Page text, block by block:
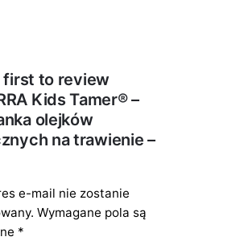
first to review
Kids Tamer® –
olejków
na trawienie –
e-mail nie zostanie
Wymagane pola są
*